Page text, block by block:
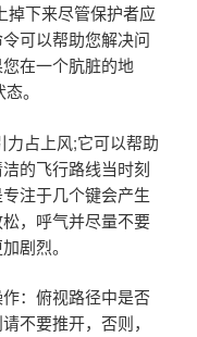
掉下来尽管保护者应
可以帮助您解决问
您在一个肮脏的地
。
力占上风;它可以帮助
的飞行路线当时刻
注于几个键会产生
，呼气并尽量不要
剧烈。
：俯视路径中是否
不要推开，否则，